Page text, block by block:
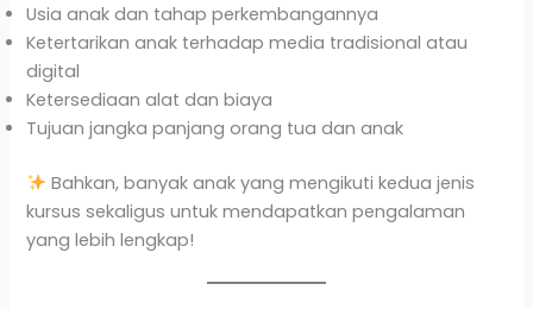
Usia anak dan tahap perkembangannya
Ketertarikan anak terhadap media tradisional atau
digital
Ketersediaan alat dan biaya
Tujuan jangka panjang orang tua dan anak
Bahkan, banyak anak yang mengikuti kedua jenis
kursus sekaligus untuk mendapatkan pengalaman
yang lebih lengkap!